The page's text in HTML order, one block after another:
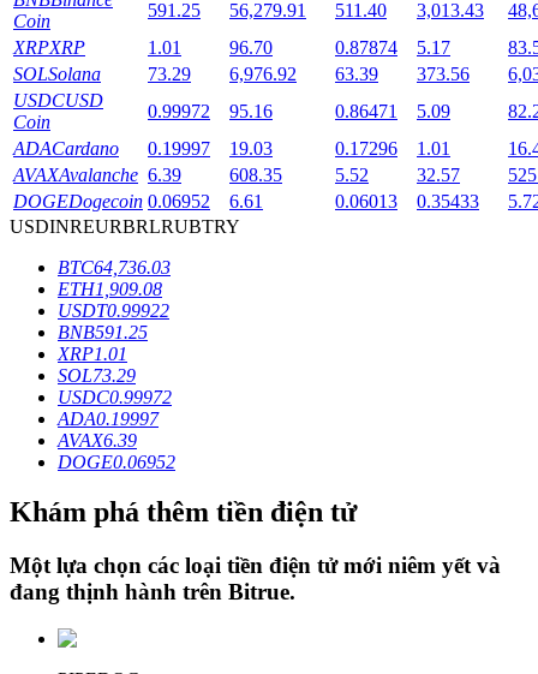
Khóa BTR
Khoản vay
Coin
591.25 56,279.91 511.40 3,013.43
XRPXRP 1.01 96.70 0.87874 5.17
SOLSolana 73.29 6,976.92 63.39 373.56
USDCUSD
Coin
0.99972 95.16 0.86471 5.09
ADACardano 0.19997 19.03 0.17296 1.01
AVAXAvalanche 6.39 608.35 5.52 32.57
DOGEDogecoin 0.06952 6.61 0.06013 0.35433
USDINREURBRLRUBTRY
BTC64,736.03
ETH1,909.08
USDT0.99922
BNB591.25
XRP1.01
SOL73.29
USDC0.99972
ADA0.19997
AVAX6.39
DOGE0.06952
Khám phá thêm tiền điện tử
Một lựa chọn các loại tiền điện tử mới niêm yết và
đang thịnh hành trên Bitrue.